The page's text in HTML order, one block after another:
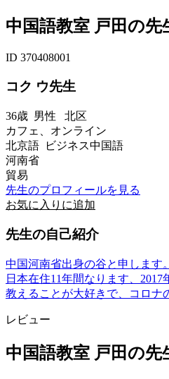
中国語教室 戸田の先
ID 370408001
コク ウ先生
36歳 男性 北区
カフェ、オンライン
北京語 ビジネス中国語
河南省
貿易
先生のプロフィールを見る
お気に入りに追加
先生の自己紹介
中国河南省出身の谷と申します。
日本在住11年間なります、
教えることが大好きで、コロナ
レビュー
中国語教室 戸田の先